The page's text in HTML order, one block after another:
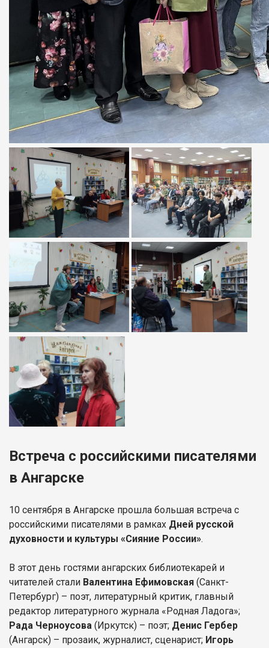
Встреча с российскими писателями
в Ангарске
10 сентября в Ангарске прошла большая встреча с
российскими писателями в рамках Дней русской
духовности и культуры «Сияние России».
В этот день гостями ангарских библиотекарей и
читателей стали Валентина Ефимовская (Санкт-
Петербург) – поэт, литературный критик, главный
редактор литературного журнала «Родная Ладога»;
Рада Черноусова (Иркутск) – поэт; Денис Гербер
(Ангарск) – прозаик, журналист, сценарист; Игорь